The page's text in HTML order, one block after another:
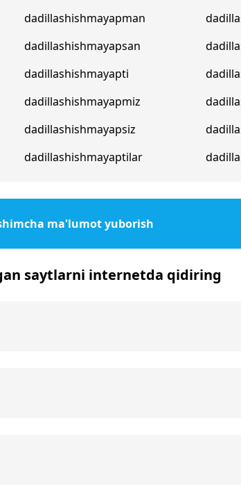
dadillashishmayapman
dadillashishmayapsan
dadillashishmayapti
dadillashishmayapmiz
dadillashishmayapsiz
dadillashishmayaptilar
ma'lumot yuborish
saytlarni internetda qidiring